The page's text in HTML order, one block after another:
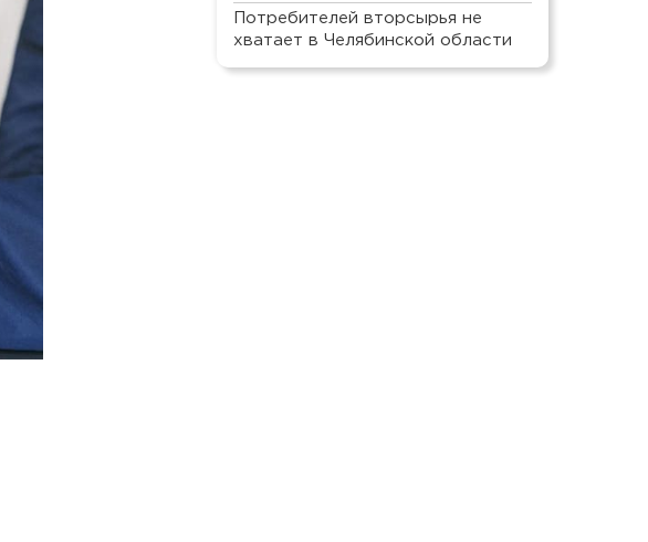
Потребителей вторсырья не
хватает в Челябинской области